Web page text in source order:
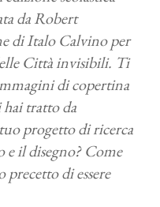
da Robert
di Italo Calvino per
Città invisibili. Ti
di copertina
tratto da
progetto di ricerca
e il disegno? Come
di essere